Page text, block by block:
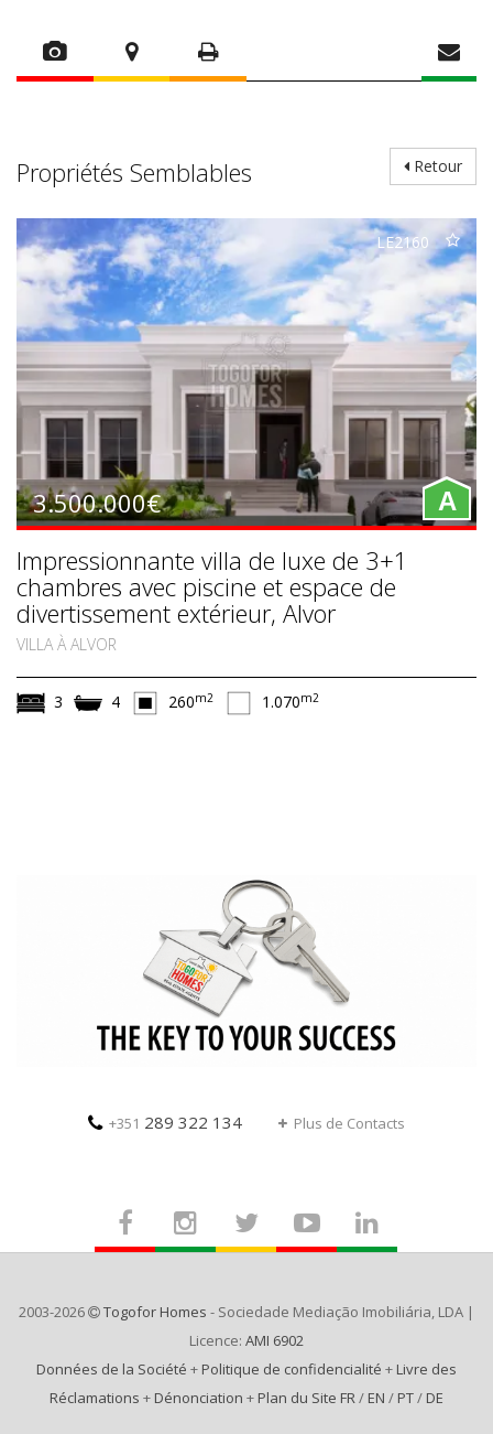
Retour
Propriétés Semblables
LE2160
3.500.000€ A
Impressionnante villa de luxe de 3+1
chambres avec piscine et espace de
divertissement extérieur, Alvor
VILLA À ALVOR
3 4 260m2 1.070m2
+351 289 322 134 Plus de Contacts
2003-2026 Togofor Homes - Sociedade Mediação Imobiliária, LDA |
Licence: AMI 6902
Données de la Société + Politique de confidencialité + Livre des
Réclamations + Dénonciation + Plan du Site FR/ EN / PT/ DE